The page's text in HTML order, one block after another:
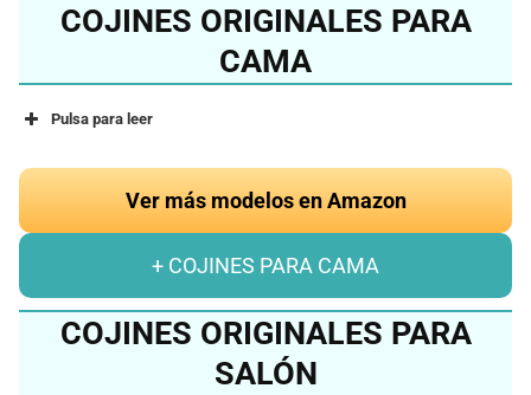
COJINES ORIGINALES PARA
CAMA
Pulsa para leer
Ver más modelos en Amazon
+ COJINES PARA CAMA
COJINES ORIGINALES PARA
SALÓN